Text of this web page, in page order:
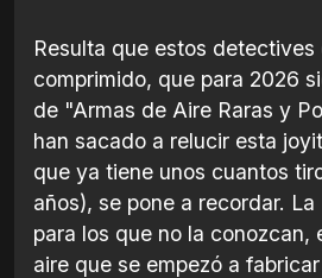
Resulta que estos detectives
comprimido, que para 2026
de "Armas de Aire Raras y
han sacado a relucir esta
que ya tiene unos cuantos
años), se pone a recordar. La
para los que no la conozcan,
aire que se empezó a